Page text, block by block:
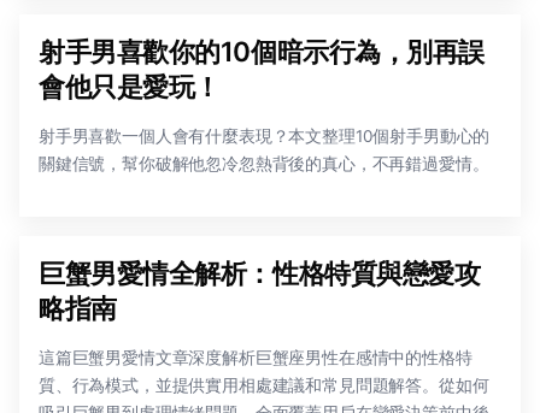
射手男喜歡你的10個暗示行為，別再誤
會他只是愛玩！
射手男喜歡一個人會有什麼表現？本文整理10個射手男動心的
關鍵信號，幫你破解他忽冷忽熱背後的真心，不再錯過愛情。
巨蟹男愛情全解析：性格特質與戀愛攻
略指南
這篇巨蟹男愛情文章深度解析巨蟹座男性在感情中的性格特
質、行為模式，並提供實用相處建議和常見問題解答。從如何